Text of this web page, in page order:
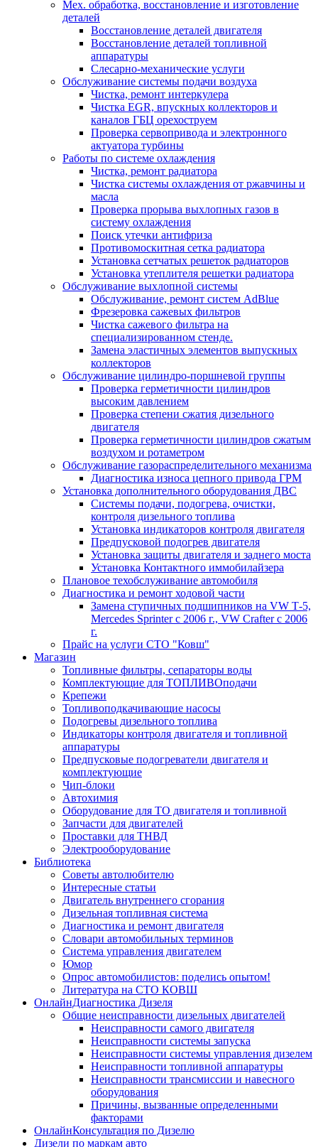
Мех. обработка, восстановление и изготовление
деталей
Восстановление деталей двигателя
Восстановление деталей топливной
аппаратуры
Слесарно-механические услуги
Обслуживание системы подачи воздуха
Чистка, ремонт интеркулера
Чистка EGR, впускных коллекторов и
каналов ГБЦ орехоструем
Проверка сервопривода и электронного
актуатора турбины
Работы по системе охлаждения
Чистка, ремонт радиатора
Чистка системы охлаждения от ржавчины и
масла
Проверка прорыва выхлопных газов в
систему охлаждения
Поиск утечки антифриза
Противомоскитная сетка радиатора
Установка сетчатых решеток радиаторов
Установка утеплителя решетки радиатора
Обслуживание выхлопной системы
Обслуживание, ремонт систем AdBlue
Фрезеровка сажевых фильтров
Чистка сажевого фильтра на
специализированном стенде.
Замена эластичных элементов выпускных
коллекторов
Обслуживание цилиндро-поршневой группы
Проверка герметичности цилиндров
высоким давлением
Проверка степени сжатия дизельного
двигателя
Проверка герметичности цилиндров сжатым
воздухом и ротаметром
Обслуживание газораспределительного механизма
Диагностика износа цепного привода ГРМ
Установка дополнительного оборудования ДВС
Системы подачи, подогрева, очистки,
контроля дизельного топлива
Установка индикаторов контроля двигателя
Предпусковой подогрев двигателя
Установка защиты двигателя и заднего моста
Установка Контактного иммобилайзера
Плановое техобслуживание автомобиля
Диагностика и ремонт ходовой части
Замена ступичных подшипников на VW Т-5,
Mercedes Sprinter c 2006 г., VW Crafter с 2006
г.
Прайс на услуги СТО "Ковш"
Магазин
Топливные фильтры, сепараторы воды
Комплектующие для ТОПЛИВОподачи
Крепежи
Топливоподкачивающие насосы
Подогревы дизельного топлива
Индикаторы контроля двигателя и топливной
аппаратуры
Предпусковые подогреватели двигателя и
комплектующие
Чип-блоки
Автохимия
Оборудование для ТО двигателя и топливной
Запчасти для двигателей
Проставки для ТНВД
Электрооборудование
Библиотека
Советы автолюбителю
Интересные статьи
Двигатель внутреннего сгорания
Дизельная топливная система
Диагностика и ремонт двигателя
Словари автомобильных терминов
Система управления двигателем
Юмор
Опрос автомобилистов: поделись опытом!
Литература на СТО КОВШ
ОнлайнДиагностика Дизеля
Общие неисправности дизельных двигателей
Неисправности самого двигателя
Неисправности системы запуска
Неисправности системы управления дизелем
Неисправности топливной аппаратуры
Неисправности трансмиссии и навесного
оборудования
Причины, вызванные определенными
факторами
ОнлайнКонсультация по Дизелю
Дизели по маркам авто